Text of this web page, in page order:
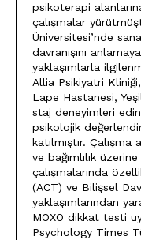
psikoterapi
çalışmalar
Üniversitesi’nde
davranışını
yaklaşımlarla
Allia Psikiyatri
Lape Hastanesi,
staj deneyimleri
psikolojik
katılmıştır.
ve bağımlılık
çalışmalarında
(ACT) ve Bilişsel
yaklaşımlarından
MOXO dikkat testi
Psychology Times